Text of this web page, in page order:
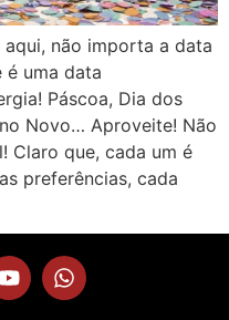
não importa a data
é uma data
Páscoa, Dia dos
Novo… Aproveite! Não
Claro que, cada um é
preferências, cada